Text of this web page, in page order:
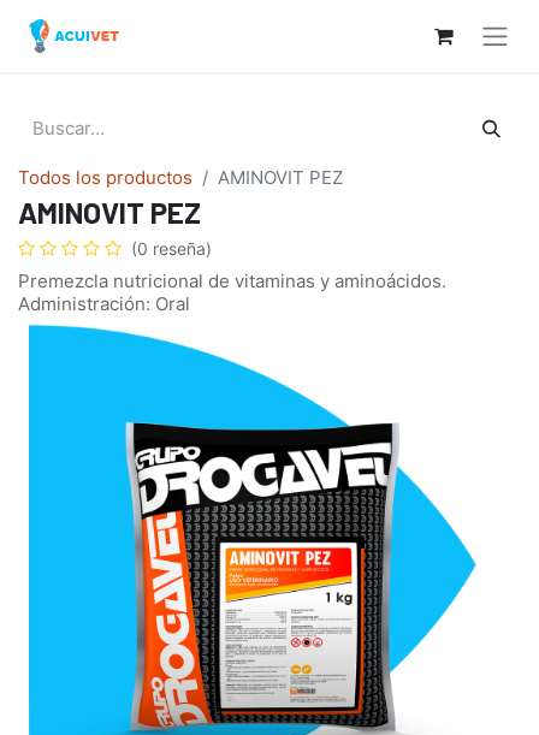
Todos los productos AMINOVIT PEZ
AMINOVIT PEZ
(0 reseña)
Premezcla nutricional de vitaminas y aminoácidos.
Administración: Oral